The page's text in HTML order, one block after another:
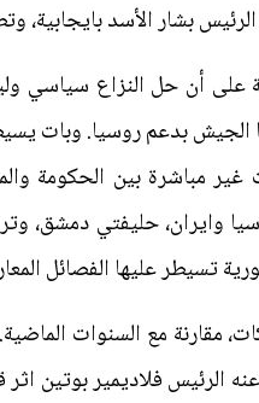
بايجابية، وتطالب منذ العام 2011
على أن حل النزاع سياسي
ثماني جولات مفاوضات غير
وايران، حليفتي دمشق،
تسيطر عليها الفصائل
فلاديمير بوتين اثر